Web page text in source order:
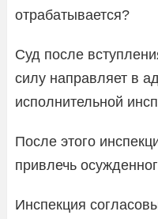
отрабатывается?
Суд после
силу направляет в
исполнительной
После этого
привлечь
Инспекция